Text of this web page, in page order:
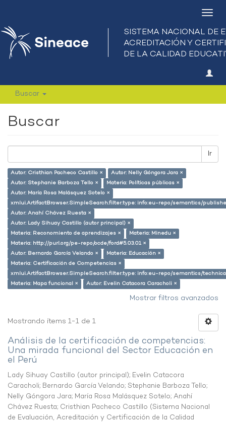
Buscar
Buscar
Ir
Autor: Cristhian Pacheco Castillo ×
Autor: Nelly Góngora Jara ×
Autor: Stephanie Barboza Tello ×
Materia: Políticas públicas ×
Autor: María Rosa Malásquez Sotelo ×
xmlui.ArtifactBrowser.SimpleSearch.filter.type: info:eu-repo/semantics/
Autor: Anahí Chávez Ruesta ×
Autor: Lady Sihuay Castillo (autor principal) ×
Materia: Reconomiento de aprendizajes ×
Materia: Minedu ×
Materia: http://purl.org/pe-repo/ocde/ford#5.03.01 ×
Autor: Bernardo García Velando ×
Materia: Educación ×
Materia: Certificación de Competencias ×
xmlui.ArtifactBrowser.SimpleSearch.filter.type: info:eu-repo/semantics/
Materia: Mapa funcional ×
Autor: Evelin Catacora Caracholi ×
Mostrar filtros avanzados
Mostrando ítems 1-1 de 1
Análisis de la certificación de competencias:
Una mirada funcional del Sector Educación en
el Perú
Lady Sihuay Castillo (autor principal); Evelin Catacora
Caracholi; Bernardo García Velando; Stephanie Barboza Tello;
Nelly Góngora Jara; María Rosa Malásquez Sotelo; Anahí
Chávez Ruesta; Cristhian Pacheco Castillo (Sistema Nacional
de Evaluación, Acreditación y Certificación de la Calidad